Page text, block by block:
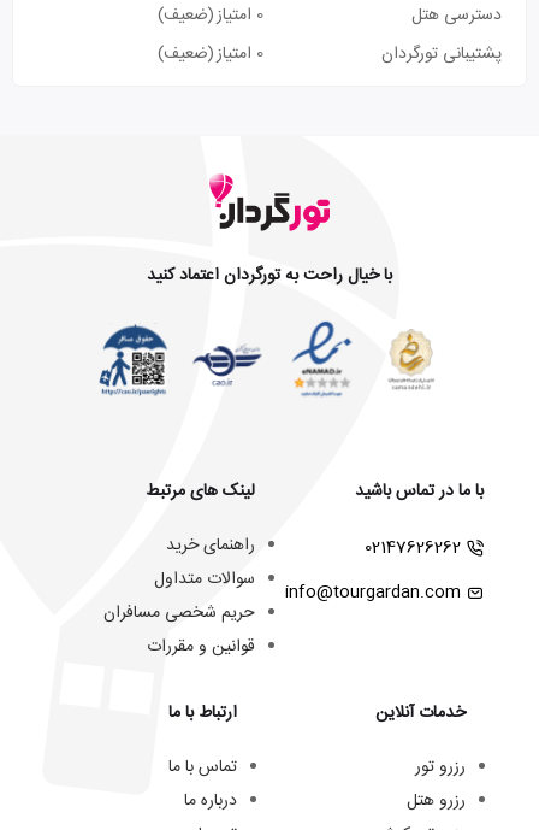
دسترسی هتل
0 امتیاز
(ضعیف)
پشتیبانی تورگردان
0 امتیاز (ضعیف)
با خیال راحت به تورگردان اعتماد کنید
با ما در تماس باشید
02147626262
info@tourgardan.com
خدمات آنلاین
رزرو تور
رزرو هتل
لینک های مرتبط
راهنمای خرید
سوالات متداول
حریم شخصی مسافران
قوانین و مقررات
ارتباط با ما
تماس با ما
درباره ما